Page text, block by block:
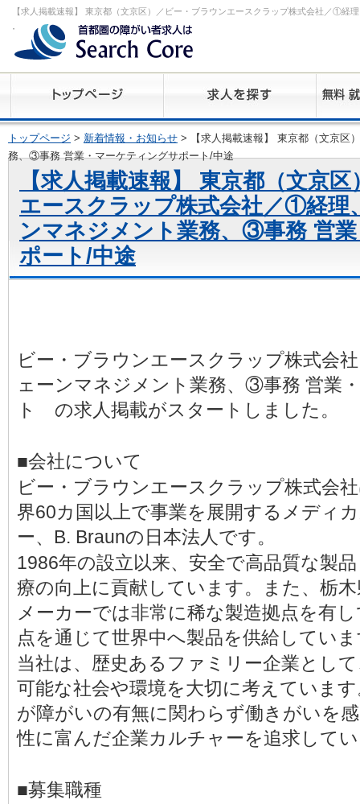
【求人掲載速報】 東京都（文京区）／ビー・ブラウンエースクラップ株式会社／①
ーチコア
トップページ > 新着情報・お知らせ > 【求人掲載速報】 東京都（文京区
務、③事務 営業・マーケティングサポート/中途
【求人掲載速報】 東京都（文京
エースクラップ株式会社／①経
ンマネジメント業務、③事務 営
ポート/中途
ビー・ブラウンエースクラップ株式
ェーンマネジメント業務、③事務 営業
ト の求人掲載がスタートしました。
■会社について
ビー・ブラウンエースクラップ株式会
界60カ国以上で事業を展開するメディ
ー、B. Braunの日本法人です。
1986年の設立以来、安全で高品質な製
療の向上に貢献しています。また、栃
メーカーでは非常に稀な製造拠点を有
点を通じて世界中へ製品を供給してい
当社は、歴史あるファミリー企業とし
可能な社会や環境を大切に考えていま
が障がいの有無に関わらず働きがいを
性に富んだ企業カルチャーを追求して
■募集職種